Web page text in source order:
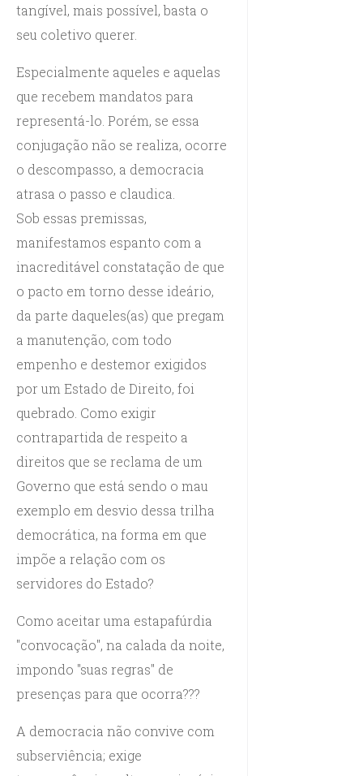
tangível, mais possível, basta o
seu coletivo querer.
Especialmente aqueles e aquelas
que recebem mandatos para
representá-lo. Porém, se essa
conjugação não se realiza, ocorre
o descompasso, a democracia
atrasa o passo e claudica.
Sob essas premissas,
manifestamos espanto com a
inacreditável constatação de que
o pacto em torno desse ideário,
da parte daqueles(as) que pregam
a manutenção, com todo
empenho e destemor exigidos
por um Estado de Direito, foi
quebrado. Como exigir
contrapartida de respeito a
direitos que se reclama de um
Governo que está sendo o mau
exemplo em desvio dessa trilha
democrática, na forma em que
impõe a relação com os
servidores do Estado?
Como aceitar uma estapafúrdia
"convocação", na calada da noite,
impondo "suas regras" de
presenças para que ocorra???
A democracia não convive com
subserviência; exige